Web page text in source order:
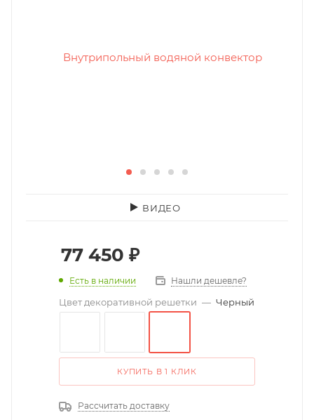
ВИДЕО
77 450 ₽
Есть в наличии Нашли дешевле?
Цвет декоративной решетки — Черный
КУПИТЬ В 1 КЛИК
Рассчитать доставку